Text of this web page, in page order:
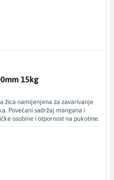
15kg
žica namijenjena za zavarivanje
Povećani sadržaj mangana i
osobine i otpornost na pukotine.